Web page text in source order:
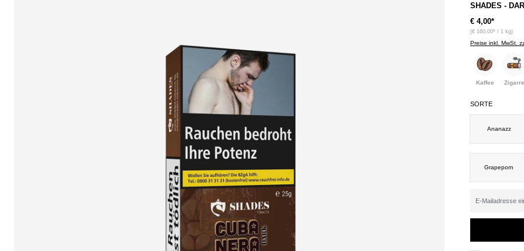
SHADES -
€ 4,00*
(€ 160,00* / 1 kg)
Preise inkl. MwSt.
Kaffee Zigarre
SORTE
Ananazz
Grapeporn